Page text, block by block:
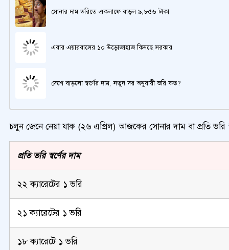
সোনার দাম ভরিতে একলাফে বাড়ল ৯,৮৫৬ টাকা
এবার এয়ারবাসের ১০ উড়োজাহাজ কিনছে সরকার
দেশে বাড়লো স্বর্ণের দাম, নতুন দর অনুযায়ী ভরি কত?
চলুন জেনে নেয়া যাক (২৬ এপ্রিল) আজকের সোনার দাম বা প্রতি ভরি
প্রতি ভরি স্বর্ণের দাম
২২ ক্যারেটের ১ ভরি
২১ ক্যারেটের ১ ভরি
১৮ ক্যারেটে ১ ভরি